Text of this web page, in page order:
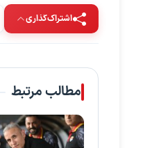
اشتراک‌گذاری
مطالب مرتبط